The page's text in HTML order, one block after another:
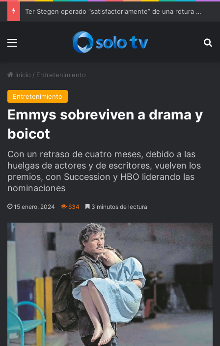
Menu
Inicio / Entretenimiento
Entretenimiento
Emmys sobreviven a drama y
boicot
Con un retraso de cuatro meses, debido a las
huelgas de actores y de escritores, vuelven los
premios, con Succession y HBO liderando las
nominaciones
15 enero, 2024 634 3 minutos de lectura